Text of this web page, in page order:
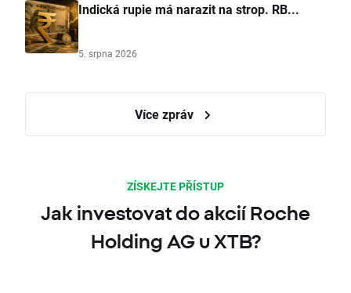
Indická rupie má narazit na strop. RB...
5. srpna 2026
Více zpráv
ZÍSKEJTE PŘÍSTUP
Jak investovat do akcií Roche
Holding AG u XTB?